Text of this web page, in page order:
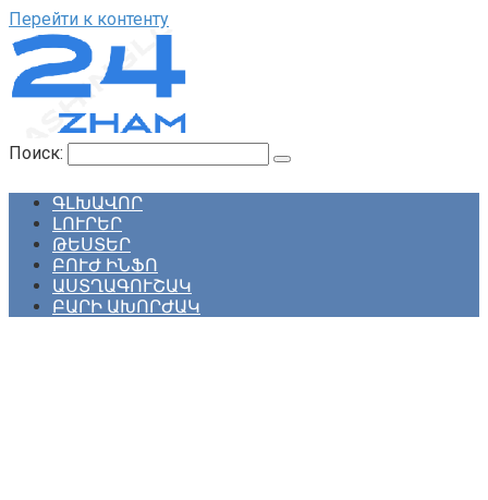
Перейти к контенту
Поиск:
ԳԼԽԱՎՈՐ
ԼՈՒՐԵՐ
ԹԵՍՏԵՐ
ԲՈՒԺ ԻՆՖՈ
ԱՍՏՂԱԳՈՒՇԱԿ
ԲԱՐԻ ԱԽՈՐԺԱԿ